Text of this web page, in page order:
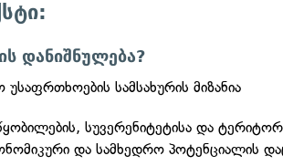
დანიშნულება?
სამსახურის მიზანია
სუვერენიტეტისა და
და სამხედრო პოტენციალის